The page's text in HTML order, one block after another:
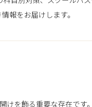
報をお届けします。
けを飾る重要な存在です